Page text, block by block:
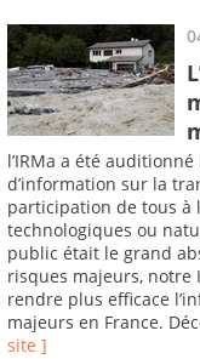
l’IRMa a été
d’information sur la
participation de tous à
technologiques ou
public était le grand
risques majeurs,
rendre plus efficace
majeurs en France.
site ]